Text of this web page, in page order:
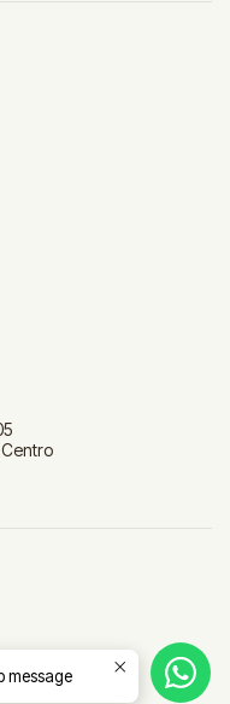
.
message